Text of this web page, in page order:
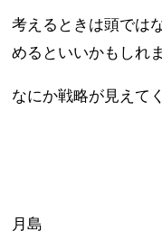
考えるときは頭では
めるといいかもしれ
なにか戦略が見えて
月島